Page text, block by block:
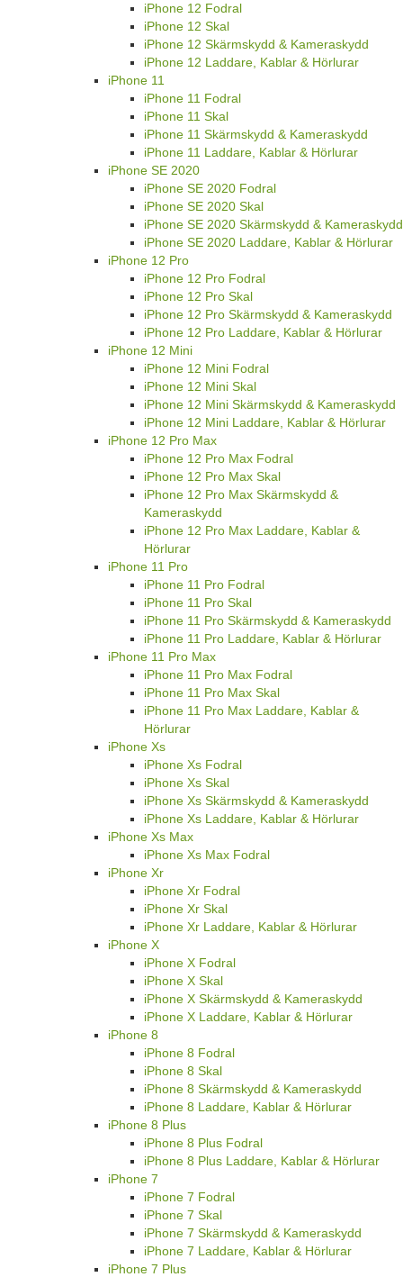
iPhone 12 Fodral
iPhone 12 Skal
iPhone 12 Skärmskydd & Kameraskydd
iPhone 12 Laddare, Kablar & Hörlurar
iPhone 11
iPhone 11 Fodral
iPhone 11 Skal
iPhone 11 Skärmskydd & Kameraskydd
iPhone 11 Laddare, Kablar & Hörlurar
iPhone SE 2020
iPhone SE 2020 Fodral
iPhone SE 2020 Skal
iPhone SE 2020 Skärmskydd & Kameraskydd
iPhone SE 2020 Laddare, Kablar & Hörlurar
iPhone 12 Pro
iPhone 12 Pro Fodral
iPhone 12 Pro Skal
iPhone 12 Pro Skärmskydd & Kameraskydd
iPhone 12 Pro Laddare, Kablar & Hörlurar
iPhone 12 Mini
iPhone 12 Mini Fodral
iPhone 12 Mini Skal
iPhone 12 Mini Skärmskydd & Kameraskydd
iPhone 12 Mini Laddare, Kablar & Hörlurar
iPhone 12 Pro Max
iPhone 12 Pro Max Fodral
iPhone 12 Pro Max Skal
iPhone 12 Pro Max Skärmskydd &
Kameraskydd
iPhone 12 Pro Max Laddare, Kablar &
Hörlurar
iPhone 11 Pro
iPhone 11 Pro Fodral
iPhone 11 Pro Skal
iPhone 11 Pro Skärmskydd & Kameraskydd
iPhone 11 Pro Laddare, Kablar & Hörlurar
iPhone 11 Pro Max
iPhone 11 Pro Max Fodral
iPhone 11 Pro Max Skal
iPhone 11 Pro Max Laddare, Kablar &
Hörlurar
iPhone Xs
iPhone Xs Fodral
iPhone Xs Skal
iPhone Xs Skärmskydd & Kameraskydd
iPhone Xs Laddare, Kablar & Hörlurar
iPhone Xs Max
iPhone Xs Max Fodral
iPhone Xr
iPhone Xr Fodral
iPhone Xr Skal
iPhone Xr Laddare, Kablar & Hörlurar
iPhone X
iPhone X Fodral
iPhone X Skal
iPhone X Skärmskydd & Kameraskydd
iPhone X Laddare, Kablar & Hörlurar
iPhone 8
iPhone 8 Fodral
iPhone 8 Skal
iPhone 8 Skärmskydd & Kameraskydd
iPhone 8 Laddare, Kablar & Hörlurar
iPhone 8 Plus
iPhone 8 Plus Fodral
iPhone 8 Plus Laddare, Kablar & Hörlurar
iPhone 7
iPhone 7 Fodral
iPhone 7 Skal
iPhone 7 Skärmskydd & Kameraskydd
iPhone 7 Laddare, Kablar & Hörlurar
iPhone 7 Plus